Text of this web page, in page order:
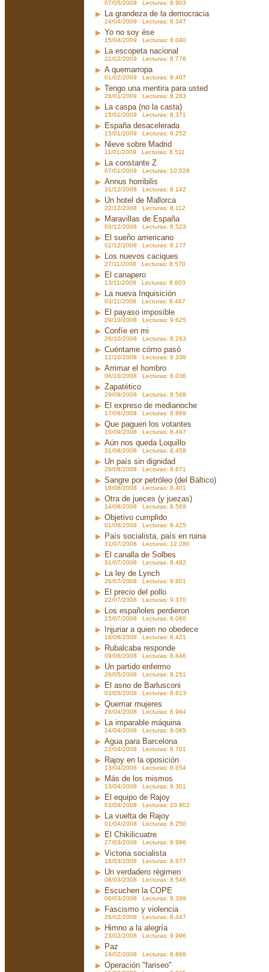
07/05/2009 Lecturas: 8.903
La grandeza de la democracia
24/04/2009 Lecturas: 8.347
Yo no soy ése
15/04/2009 Lecturas: 8.040
La escopeta nacional
22/02/2009 Lecturas: 8.776
A quemarropa
01/02/2009 Lecturas: 8.407
Tengo una mentira para usted
28/01/2009 Lecturas: 8.283
La caspa (no la casta)
15/01/2009 Lecturas: 8.371
España desacelerada
15/01/2009 Lecturas: 9.252
Nieve sobre Madrid
11/01/2009 Lecturas: 8.511
La constante Z
07/01/2009 Lecturas: 10.028
Annus horribilis
31/12/2008 Lecturas: 8.142
Un hotel de Mallorca
22/12/2008 Lecturas: 8.112
Maravillas de España
03/12/2008 Lecturas: 8.523
El sueño americano
02/12/2008 Lecturas: 8.177
Los nuevos caciques
27/11/2008 Lecturas: 8.570
El canapero
13/11/2008 Lecturas: 8.803
La nueva Inquisición
03/11/2008 Lecturas: 8.467
El payaso imposible
29/10/2008 Lecturas: 9.625
Confíe en mi
26/10/2008 Lecturas: 8.263
Cuéntame cómo pasó
12/10/2008 Lecturas: 9.336
Arrimar el hombro
06/10/2008 Lecturas: 8.036
Zapatético
29/09/2008 Lecturas: 8.568
El expreso de medianoche
17/09/2008 Lecturas: 8.869
Que paguen los votantes
10/09/2008 Lecturas: 8.497
Aún nos queda Loquillo
31/08/2008 Lecturas: 8.459
Un país sin dignidad
29/08/2008 Lecturas: 8.671
Sangre por petróleo (del Báltico)
18/08/2008 Lecturas: 8.401
Otra de jueces (y juezas)
14/08/2008 Lecturas: 8.569
Objetivo cumplido
01/08/2008 Lecturas: 8.425
País socialista, país en ruina
31/07/2008 Lecturas: 12.280
El canalla de Solbes
31/07/2008 Lecturas: 8.482
La ley de Lynch
26/07/2008 Lecturas: 9.601
El precio del pollo
22/07/2008 Lecturas: 9.370
Los españoles perdieron
15/07/2008 Lecturas: 8.060
Injuriar a quien no obedece
18/06/2008 Lecturas: 8.421
Rubalcaba responde
09/06/2008 Lecturas: 8.646
Un partido enfermo
26/05/2008 Lecturas: 8.251
El asno de Barlusconi
03/05/2008 Lecturas: 8.613
Quemar mujeres
26/04/2008 Lecturas: 8.964
La imparable máquina
24/04/2008 Lecturas: 9.065
Agua para Barcelona
22/04/2008 Lecturas: 8.701
Rajoy en la oposición
13/04/2008 Lecturas: 8.654
Más de los mismos
13/04/2008 Lecturas: 9.301
El equipo de Rajoy
03/04/2008 Lecturas: 10.802
La vuelta de Rajoy
01/04/2008 Lecturas: 8.250
El Chikilicuatre
27/03/2008 Lecturas: 9.996
Victoria socialista
16/03/2008 Lecturas: 8.877
Un verdadero régimen
08/03/2008 Lecturas: 8.546
Escuchen la COPE
06/03/2008 Lecturas: 9.399
Fascismo y violencia
26/02/2008 Lecturas: 8.447
Himno a la alegría
23/02/2008 Lecturas: 9.996
Paz
19/02/2008 Lecturas: 8.868
Operación "fariseo"